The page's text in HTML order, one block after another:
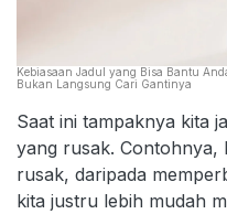
Kebiasaan Jadul yang Bisa Bantu
Bukan Langsung Cari Gantinya
Saat ini tampaknya kita
yang rusak. Contohnya,
rusak, daripada
kita justru lebih mudah